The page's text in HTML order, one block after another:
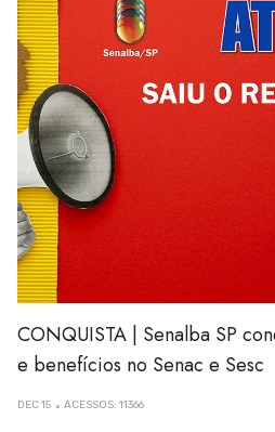
CONQUISTA | Senalba SP
e benefícios no Senac e Sesc
DEC 15 ACESSOS: 11366